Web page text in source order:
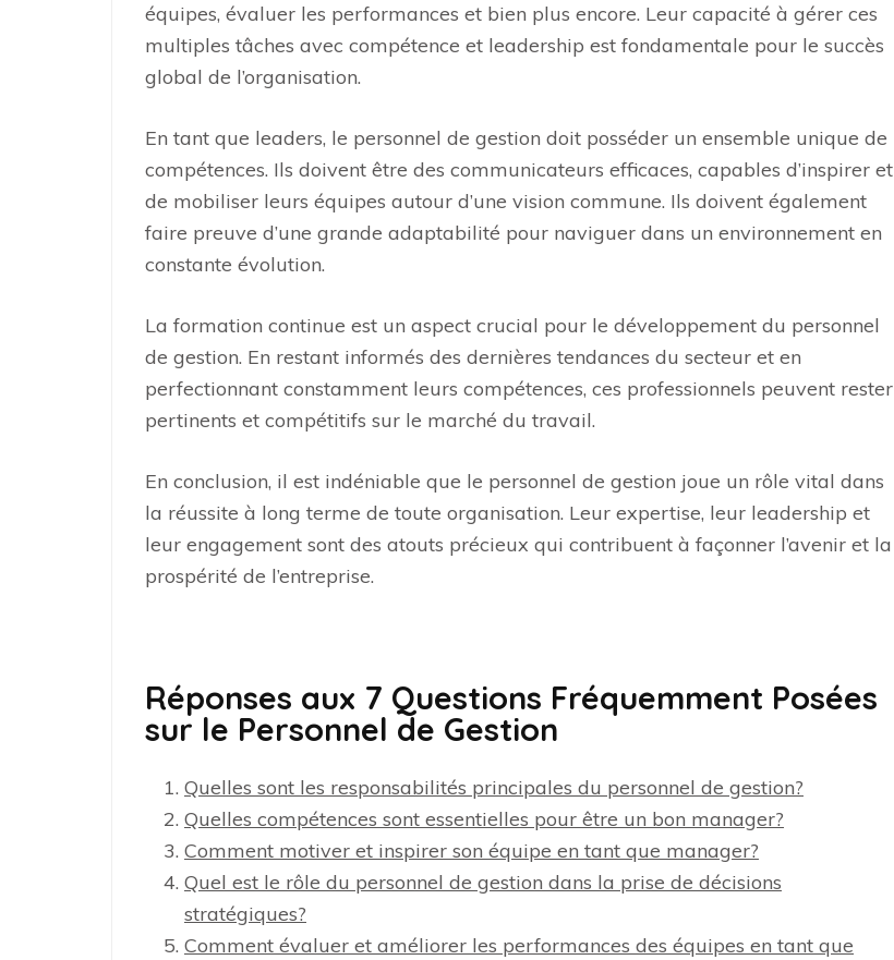
équipes, évaluer les performances et bien plus encore. Leur capacité à gérer ces
multiples tâches avec compétence et leadership est fondamentale pour le succès
global de l’organisation.
En tant que leaders, le personnel de gestion doit posséder un ensemble unique de
compétences. Ils doivent être des communicateurs efficaces, capables d’inspirer et
de mobiliser leurs équipes autour d’une vision commune. Ils doivent également
faire preuve d’une grande adaptabilité pour naviguer dans un environnement en
constante évolution.
La formation continue est un aspect crucial pour le développement du personnel
de gestion. En restant informés des dernières tendances du secteur et en
perfectionnant constamment leurs compétences, ces professionnels peuvent rester
pertinents et compétitifs sur le marché du travail.
En conclusion, il est indéniable que le personnel de gestion joue un rôle vital dans
la réussite à long terme de toute organisation. Leur expertise, leur leadership et
leur engagement sont des atouts précieux qui contribuent à façonner l’avenir et la
prospérité de l’entreprise.
Réponses aux 7 Questions Fréquemment Posées
sur le Personnel de Gestion
Quelles sont les responsabilités principales du personnel de gestion?
Quelles compétences sont essentielles pour être un bon manager?
Comment motiver et inspirer son équipe en tant que manager?
Quel est le rôle du personnel de gestion dans la prise de décisions
stratégiques?
Comment évaluer et améliorer les performances des équipes en tant que